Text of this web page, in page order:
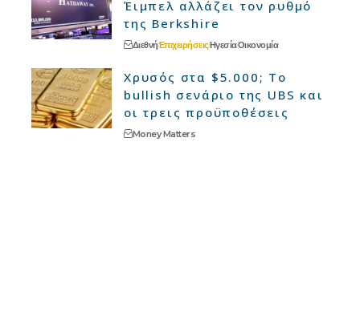
Έιμπελ αλλάζει τον ρυθμό
της Berkshire
ΔιεθνήΕπιχειρήσειςΗγεσίαΟικονομία
Χρυσός στα $5.000; Το
bullish σενάριο της UBS και
οι τρεις προϋποθέσεις
Money Matters